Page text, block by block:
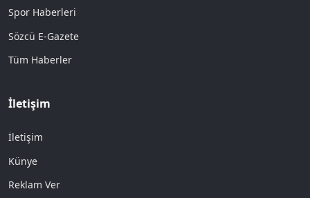
Spor Haberleri
Sözcü E-Gazete
Tüm Haberler
İletişim
İletişim
Künye
Reklam Ver